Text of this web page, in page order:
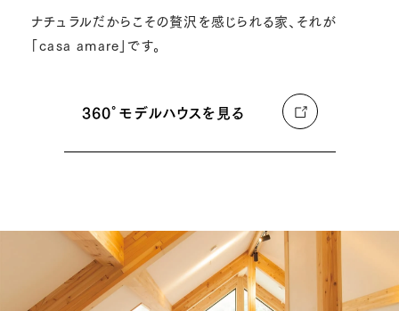
ナチュラルだからこその贅沢を感じられる家、それが
「casa amare」です。
360°モデルハウスを見る